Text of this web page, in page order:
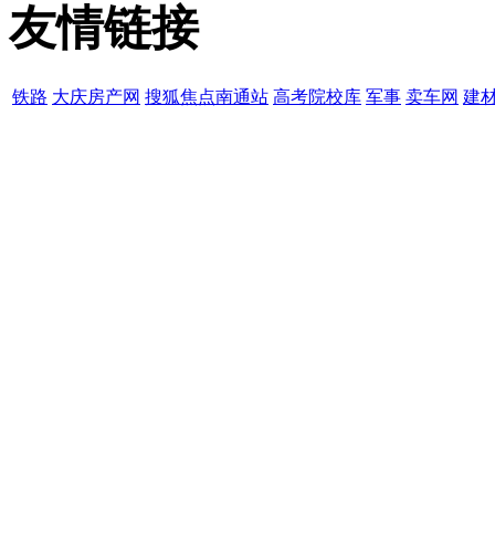
友情链接
铁路 大庆房产网 搜狐焦点南通站 高考院校库 军事 卖车网 建